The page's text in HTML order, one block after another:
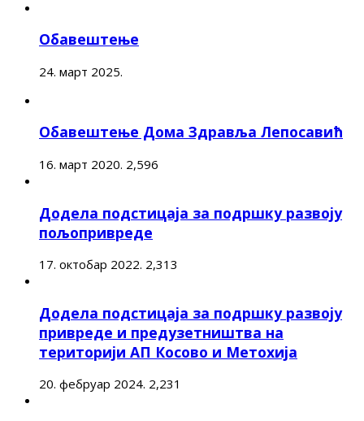
Обавештење
24. март 2025.
Обавештење Дома Здравља Лепосавић
16. март 2020. 2,596
Додела подстицаја за подршку развоју
пољопривреде
17. октобар 2022. 2,313
Додела подстицаја за подршку развоју
привреде и предузетништва на
територији АП Косово и Метохија
20. фебруар 2024. 2,231